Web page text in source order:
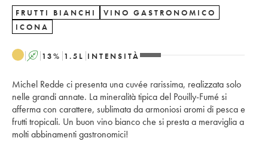
FRUTTI BIANCHI
VINO GASTRONOMICO
ICONA
A 13% 1.5 L INTENSITÀ
Michel Redde ci presenta una cuvée rarissima, realizzata solo
nelle grandi annate. La mineralità tipica del Pouilly-Fumé si
afferma con carattere, sublimata da armoniosi aromi di pesca e
frutti tropicali. Un buon vino bianco che si presta a meraviglia a
molti abbinamenti gastronomici!